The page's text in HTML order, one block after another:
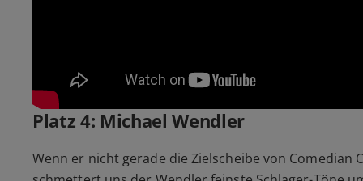
Platz 4: Michael Wendler
Wenn er nicht gerade die Zielscheibe von Comedian